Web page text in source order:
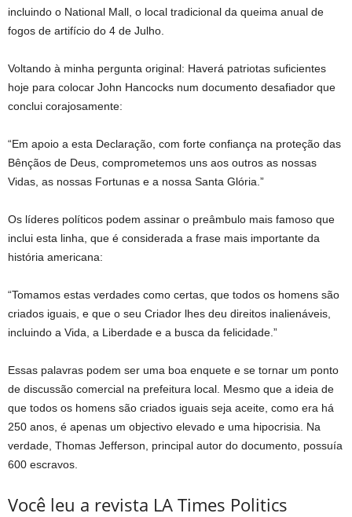
incluindo o National Mall, o local tradicional da queima anual de
fogos de artifício do 4 de Julho.
Voltando à minha pergunta original: Haverá patriotas suficientes
hoje para colocar John Hancocks num documento desafiador que
conclui corajosamente:
“Em apoio a esta Declaração, com forte confiança na proteção das
Bênçãos de Deus, comprometemos uns aos outros as nossas
Vidas, as nossas Fortunas e a nossa Santa Glória.”
Os líderes políticos podem assinar o preâmbulo mais famoso que
inclui esta linha, que é considerada a frase mais importante da
história americana:
“Tomamos estas verdades como certas, que todos os homens são
criados iguais, e que o seu Criador lhes deu direitos inalienáveis,
incluindo a Vida, a Liberdade e a busca da felicidade.”
Essas palavras podem ser uma boa enquete e se tornar um ponto
de discussão comercial na prefeitura local. Mesmo que a ideia de
que todos os homens são criados iguais seja aceite, como era há
250 anos, é apenas um objectivo elevado e uma hipocrisia. Na
verdade, Thomas Jefferson, principal autor do documento, possuía
600 escravos.
Você leu a revista LA Times Politics